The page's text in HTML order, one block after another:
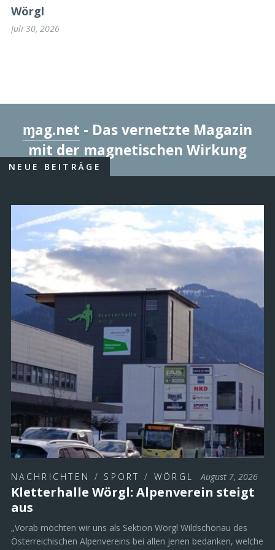
Wörgl
Juli 30, 2026
ɱag.net - Das vernetzte Magazin
mit der magnetischen Wirkung
NEUE BEITRÄGE
NACHRICHTEN / SPORT / WÖRGL August 7, 2026
Kletterhalle Wörgl: Alpenverein steigt
aus
„Vorab möchten wir uns als Sektion Wörgl Wildschönau des
Österreichischen Alpenvereins bei allen jenen bedanken, welche